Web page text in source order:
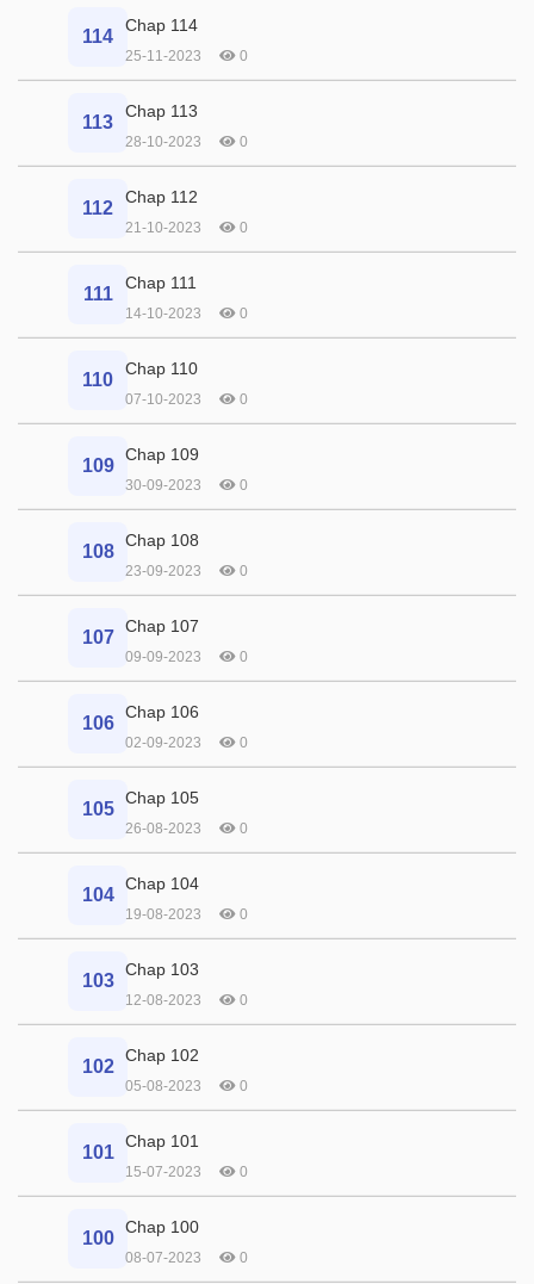
114
Chap 114
25-11-2023 0
113
Chap 113
28-10-2023 0
112
Chap 112
21-10-2023 0
111
Chap 111
14-10-2023 0
110
Chap 110
07-10-2023 0
109
Chap 109
30-09-2023 0
108
Chap 108
23-09-2023 0
107
Chap 107
09-09-2023 0
106
Chap 106
02-09-2023 0
105
Chap 105
26-08-2023 0
104
Chap 104
19-08-2023 0
103
Chap 103
12-08-2023 0
102
Chap 102
05-08-2023 0
101
Chap 101
15-07-2023 0
100
Chap 100
08-07-2023 0